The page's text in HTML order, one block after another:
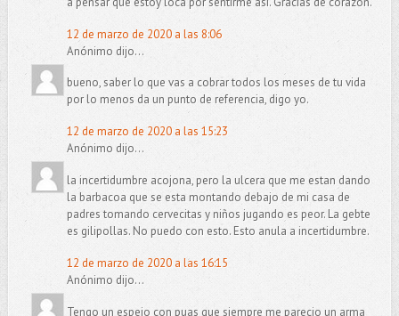
12 de marzo de 2020 a las 8:06
Anónimo dijo...
bueno, saber lo que vas a cobrar todos los meses de tu vida
por lo menos da un punto de referencia, digo yo.
12 de marzo de 2020 a las 15:23
Anónimo dijo...
la incertidumbre acojona, pero la ulcera que me estan dando
la barbacoa que se esta montando debajo de mi casa de
padres tomando cervecitas y niños jugando es peor. La gebte
es gilipollas. No puedo con esto. Esto anula a incertidumbre.
12 de marzo de 2020 a las 16:15
Anónimo dijo...
Tengo un espejo con puas que siempre me parecio un arma